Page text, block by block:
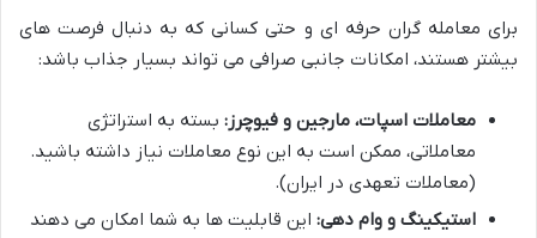
برای معامله گران حرفه ای و حتی کسانی که به دنبال فرصت های
بیشتر هستند، امکانات جانبی صرافی می تواند بسیار جذاب باشد:
معاملات اسپات، مارجین و فیوچرز: بسته به استراتژی
معاملاتی، ممکن است به این نوع معاملات نیاز داشته باشید.
(معاملات تعهدی در ایران).
استیکینگ و وام دهی: این قابلیت ها به شما امکان می دهند